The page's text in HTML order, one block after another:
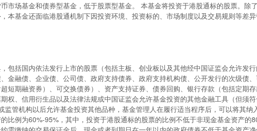
市场基金和债券型基金，低于股票型基金。 本基金将投资于港股通标的股票。除
本基金还面临港股通机制下因投资环境、投资标的、市场制度以及交易规则等差异
包括国内依法发行上市的股票（包括主板、创业板以及其他经中国证监会允许发行
金融债、企业债、公司债、政府支持债券、政府支持机构债、公开发行的次级债
短期融资券）、可交换债券）、资产支持证券、债券回购、银行存款（包括定期
权、信用衍生品以及法律法规或中国证监会允许基金投资的其他金融工具（但须
管机构以后允许基金投资其他品种，基金管理人在履行适当程序后，可以将其纳
比例为60%-95%，其中，投资于港股通标的股票的比例不低于非现金基金资产的